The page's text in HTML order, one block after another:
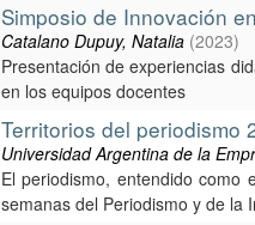
Simposio de Innovación
Catalano Dupuy, Natalia (2023)
Presentación de experiencias
en los equipos docentes
Territorios del periodismo
Universidad Argentina de la
El periodismo, entendido
semanas del Periodismo y de la